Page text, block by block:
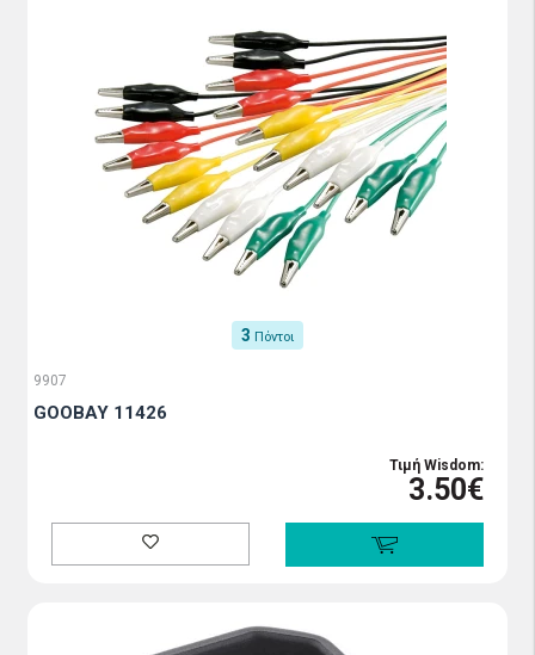
3 Πόντοι
9907
GOOBAY 11426
Τιμή Wisdom:
3.50€